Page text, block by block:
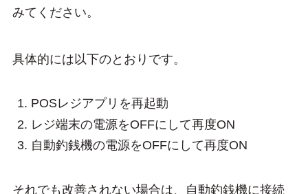
みてください。
具体的には以下のとおりです。
POSレジアプリを再起動
レジ端末の電源をOFFにして再度ON
自動釣銭機の電源をOFFにして再度ON
それでも改善されない場合は、自動釣銭機に接続